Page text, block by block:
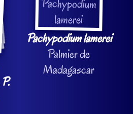
P.
Pachypodium lamerei
Palmier de
Madagascar